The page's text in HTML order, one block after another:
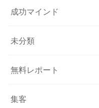
成功マインド
未分類
無料レポート
集客